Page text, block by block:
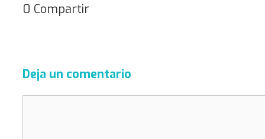
0 Compartir
Deja un comentario